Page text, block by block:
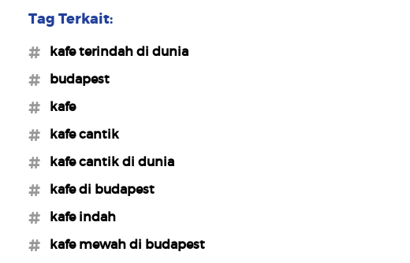
Tag Terkait:
#kafe terindah di dunia
#budapest
#kafe
#kafe cantik
#kafe cantik di dunia
#kafe di budapest
#kafe indah
#kafe mewah di budapest